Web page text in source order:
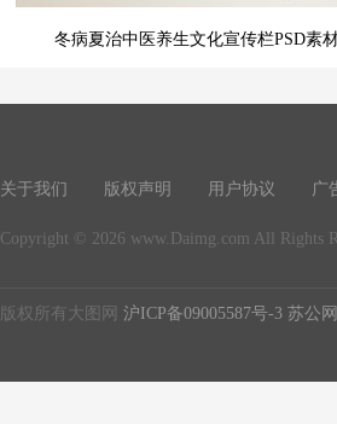
冬病夏治中医养生文化宣传栏PSD素
关于我们 版权声明 用户协议 广
Copyright © 2026 www.Daimg.com All Rights
版权所有大图网 沪ICP备09005587号-3 苏公